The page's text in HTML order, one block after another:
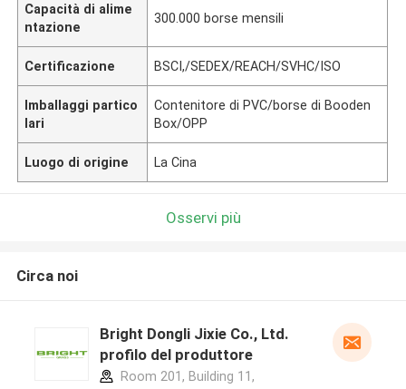
Capacità di alime
ntazione
300.000 borse mensili
Certificazione BSCI,/SEDEX/REACH/SVHC/ISO
Imballaggi partico
lari
Contenitore di PVC/borse di Booden
Box/OPP
Luogo di origine La Cina
Osservi più
Circa noi
Bright Dongli Jixie Co., Ltd.
profilo del produttore
Room 201, Building 11,